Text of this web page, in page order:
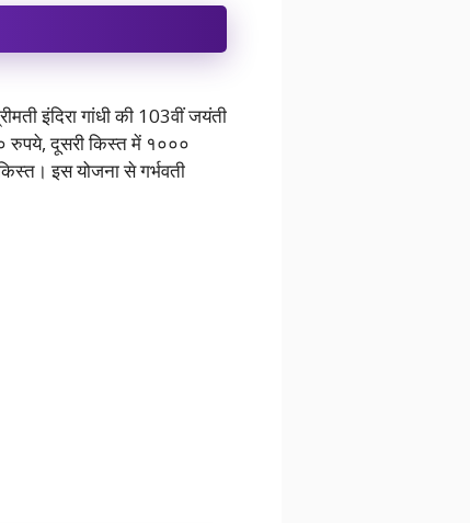
इंदिरा गांधी की 103वीं जयंती
रुपये, दूसरी किस्त में १०००
इस योजना से गर्भवती